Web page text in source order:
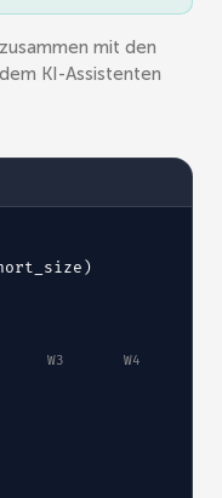
mit den
KI-Assistenten
W3 W4